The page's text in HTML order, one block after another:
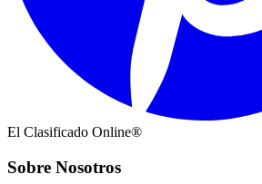
El Clasificado Online®
Sobre Nosotros